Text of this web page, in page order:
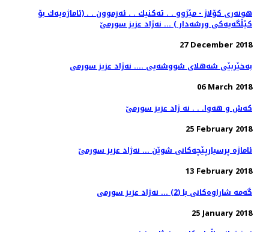
هونەری كۆلاژ - مێژوو . . تەكنیك . . ئەزموون . . (ئاماژەیەك بۆ
27 December 2018
به‌خێربێی شه‌هلای شووشه‌یی .... نه‌ژاد عزیز سورمی
06 March 2018
كه‌ش و هه‌وا. . . نه ژاد عزیز سورمێ
25 February 2018
13 February 2018
گه‌مه‌ شاراوه‌كانی با (2) ... نه‌ژاد عزیز سورمی
25 January 2018